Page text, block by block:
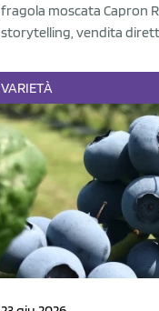
fragola moscata Capron
storytelling, vendita
VARIETÀ